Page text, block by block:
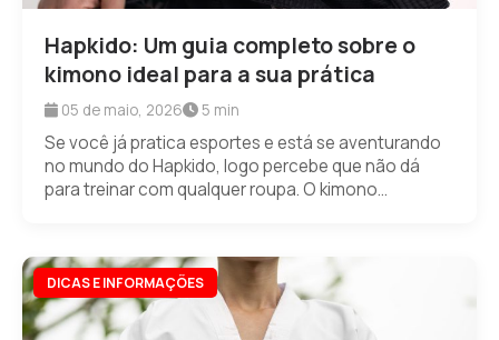
Hapkido: Um guia completo sobre o
kimono ideal para a sua prática
05 de maio, 2026 5 min
Se você já pratica esportes e está se aventurando
no mundo do Hapkido, logo percebe que não dá
para treinar com qualquer roupa. O kimono...
DICAS E INFORMAÇÕES